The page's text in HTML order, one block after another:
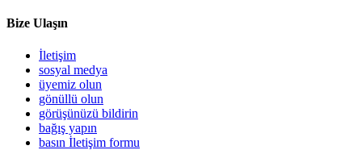
Bize Ulaşın
İletişim
sosyal medya
üyemiz olun
gönüllü olun
görüşünüzü bildirin
bağış yapın
basın İletişim formu